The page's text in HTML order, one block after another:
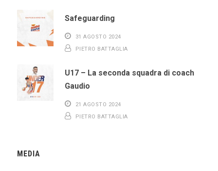
Safeguarding
31 AGOSTO 2024
PIETRO BATTAGLIA
U17 – La seconda squadra di coach
Gaudio
21 AGOSTO 2024
PIETRO BATTAGLIA
MEDIA